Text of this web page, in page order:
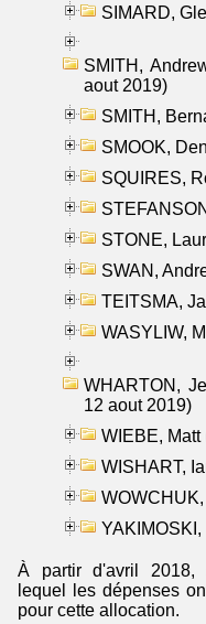
SIMARD,
SMITH,
aout 2019)
SMITH,
SMOOK,
SQUIRES,
STONE,
SWAN,
TEITSMA,
WASYLIW,
WHARTON,
12 aout 2019)
WIEBE,
WISHART,
À partir d'avril 2018,
lequel les dépenses
pour cette allocation.